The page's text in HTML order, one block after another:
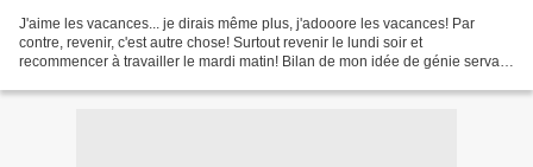
J'aime les vacances... je dirais même plus, j'adooore les vacances! Par
contre, revenir, c'est autre chose! Surtout revenir le lundi soir et
recommencer à travailler le mardi matin! Bilan de mon idée de génie servant